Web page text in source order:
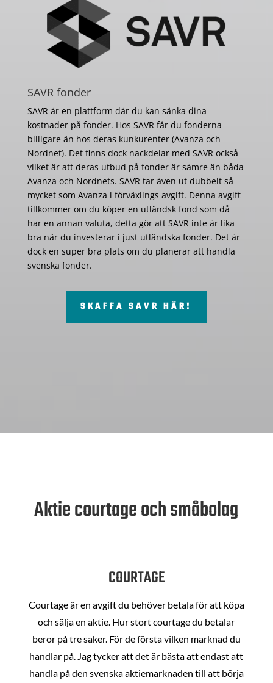
SAVR fonder
SAVR är en plattform där du kan sänka dina
kostnader på fonder. Hos SAVR får du fonderna
billigare än hos deras kunkurenter (Avanza och
Nordnet). Det finns dock nackdelar med SAVR också
vilket är att deras utbud på fonder är sämre än båda
Avanza och Nordnets. SAVR tar även ut dubbelt så
mycket som Avanza i förväxlings avgift. Denna avgift
tillkommer om du köper en utländsk fond som då
har en annan valuta, detta gör att SAVR inte är lika
bra när du investerar i just utländska fonder. Det är
dock en super bra plats om du planerar att handla
svenska fonder.
SKAFFA SAVR HÄR!
Aktie courtage och småbolag
COURTAGE
Courtage är en avgift du behöver betala för att köpa
och sälja en aktie. Hur stort courtage du betalar
beror på tre saker. För de första vilken marknad du
handlar på. Jag tycker att det är bästa att endast att
handla på den svenska aktiemarknaden till att börja